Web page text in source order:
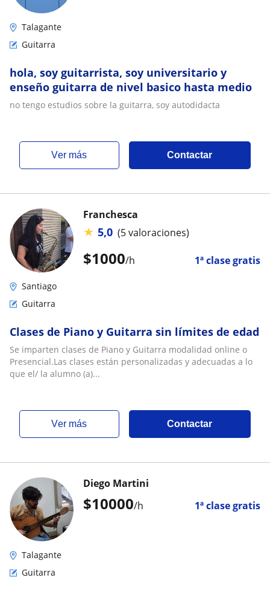
Talagante
Guitarra
hola, soy guitarrista, soy universitario y
enseño guitarra de nivel basico hasta medio
no tengo estudios sobre la guitarra, soy autodidacta
ver más Contactar
$1000/h 1ª clase gratis
Franchesca
★ 5,0 (5 valoraciones)
Santiago
Guitarra
Clases de Piano y Guitarra sin límites de edad
Se imparten clases de Piano y Guitarra modalidad online o
Presencial.Las clases están personalizadas y adecuadas a lo
que el/ la alumno (a)...
ver más Contactar
$10000/h 1ª clase gratis
Diego Martini
Talagante
Guitarra